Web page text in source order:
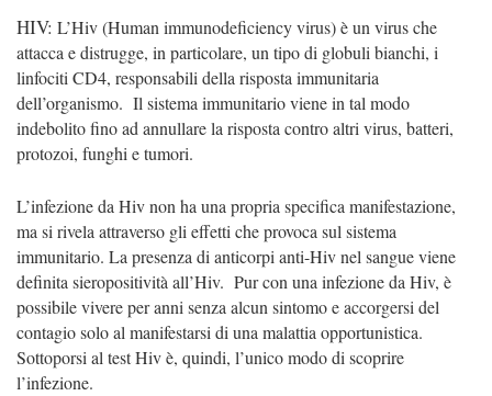
HIV: L’Hiv(Human immunodeficiency virus) è un virus che
attacca e distrugge, in particolare, un tipo di globuli bianchi, i
linfociti CD4, responsabili della risposta immunitaria
dell’organismo. Il sistema immunitario viene in tal modo
indebolito fino ad annullare la risposta contro altri virus, batteri,
protozoi, funghi e tumori.
L’infezione da Hiv non ha una propria specifica manifestazione,
ma si rivela attraverso gli effetti che provoca sul sistema
immunitario. La presenza di anticorpi anti-Hiv nel sangue viene
definita sieropositività all’Hiv. Pur con una infezione da Hiv, è
possibile vivere per anni senza alcun sintomo e accorgersi del
contagio solo al manifestarsi di una malattia opportunistica.
Sottoporsi al test Hiv è, quindi, l’unico modo di scoprire
l’infezione.